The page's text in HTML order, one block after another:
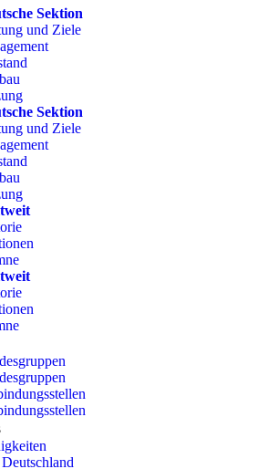
Menu
Sektion
und Ziele
Sektion
und Ziele